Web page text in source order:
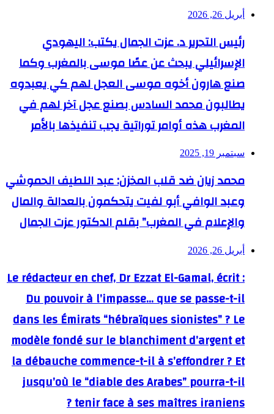
أبريل 26, 2026
رئيس التحرير د. عزت الجمال يكتب: اليهودي
الإسرائيلي يبحث عن عصًا موسى بالمغرب وكما
صنع هارون أخوه موسى العجل لهم كي يعبدوه
يطالبون محمد السادس بصنع عجل آخر لهم في
المغرب هذه أوامر توراتية يجب تنفيذها بالأمر
سبتمبر 19, 2025
محمد زيان ضد قلب المخزن: عبد اللطيف الحموشي
وعبد الوافي أبو لفيت يتحكمون بالعدالة والمال
والإعلام في المغرب” بقلم الدكتور عزت الجمال
أبريل 26, 2026
Le rédacteur en chef, Dr Ezzat El-Gamal, écrit :
Du pouvoir à l’impasse… que se passe-t-il
dans les Émirats “hébraïques sionistes” ? Le
modèle fondé sur le blanchiment d’argent et
la débauche commence-t-il à s’effondrer ? Et
jusqu’où le “diable des Arabes” pourra-t-il
tenir face à ses maîtres iraniens ?